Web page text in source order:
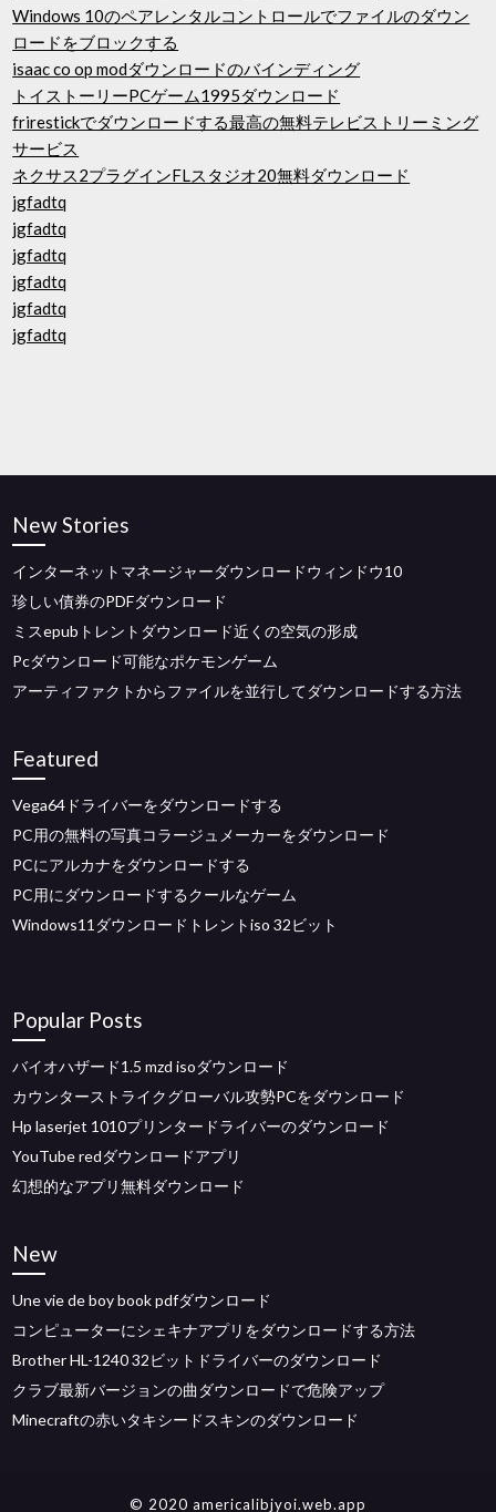
Windows 10のペアレンタルコントロールでファイルのダウン
ロードをブロックする
isaac co op modダウンロードのバインディング
トイストーリーPCゲーム1995ダウンロード
frirestickでダウンロードする最高の無料テレビストリーミング
サービス
ネクサス2プラグインFLスタジオ20無料ダウンロード
jgfadtq
jgfadtq
jgfadtq
jgfadtq
jgfadtq
jgfadtq
New Stories
インターネットマネージャーダウンロードウィンドウ10
珍しい債券のPDFダウンロード
ミスepubトレントダウンロード近くの空気の形成
Pcダウンロード可能なポケモンゲーム
アーティファクトからファイルを並行してダウンロードする方法
Featured
Vega64ドライバーをダウンロードする
PC用の無料の写真コラージュメーカーをダウンロード
PCにアルカナをダウンロードする
PC用にダウンロードするクールなゲーム
Windows11ダウンロードトレントiso 32ビット
Popular Posts
バイオハザード1.5 mzd isoダウンロード
カウンターストライクグローバル攻勢PCをダウンロード
Hp laserjet 1010プリンタードライバーのダウンロード
YouTube redダウンロードアプリ
幻想的なアプリ無料ダウンロード
New
Une vie de boy book pdfダウンロード
コンピューターにシェキナアプリをダウンロードする方法
Brother HL-1240 32ビットドライバーのダウンロード
クラブ最新バージョンの曲ダウンロードで危険アップ
Minecraftの赤いタキシードスキンのダウンロード
© 2020 americalibjyoi.web.app